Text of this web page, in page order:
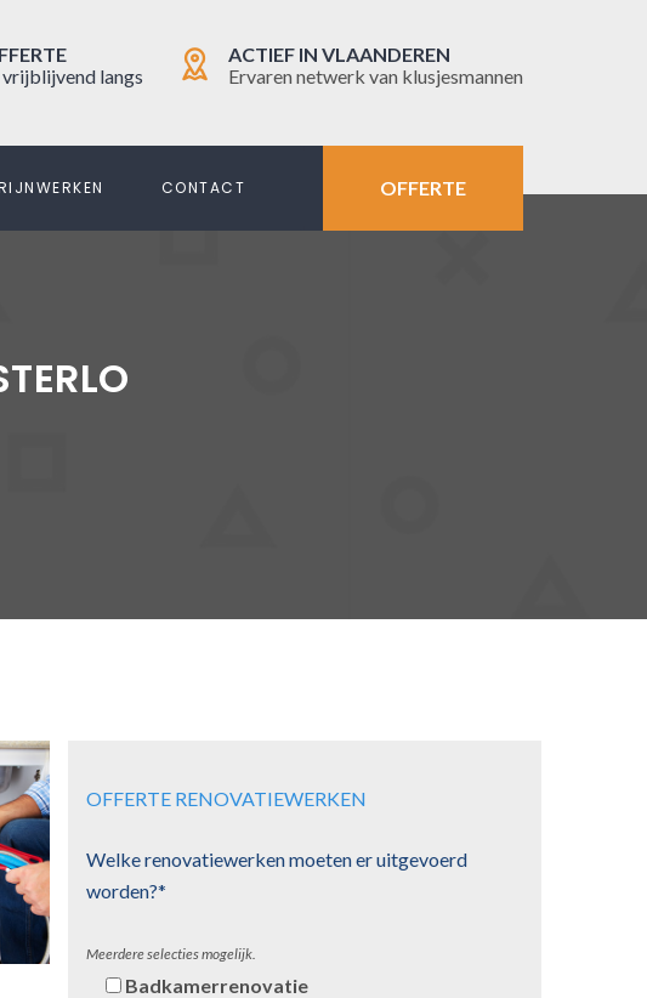
langs
ACTIEF IN VLAANDEREN
Ervaren netwerk van klusjesmannen
CONTACT OFFERTE
OFFERTE RENOVATIEWERKEN
Welke renovatiewerken moeten er uitgevoerd
worden?*
Meerdere selecties mogelijk.
Badkamerrenovatie